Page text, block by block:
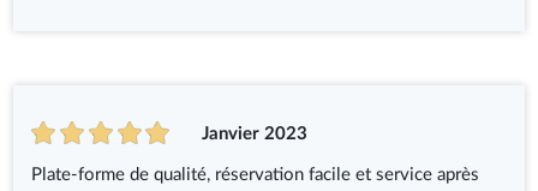
Janvier 2023
Plate-forme de qualité, réservation facile et service après